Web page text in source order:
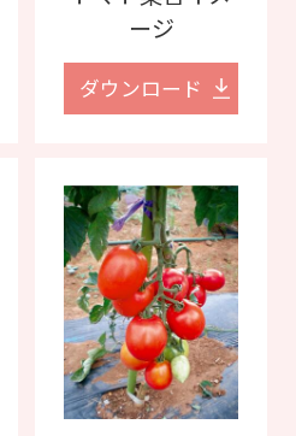
ージ
ダウンロード